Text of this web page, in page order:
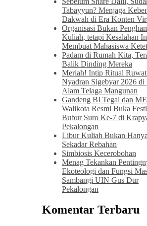
Tabayyun? Menjaga
Dakwah di Era Konten
Organisasi Bukan
Kuliah, tetapi Kesalahan
Membuat Mahasiswa
Padam di Rumah Kita,
Balik Dinding Mereka
Meriah! Intip Ritual
Nyadran Sigebyar 2026 di
Alam Telaga Mangunan
Gandeng BI Tegal dan
Walikota Resmi Buka
Bubur Suro Ke-7 di
Pekalongan
Libur Kuliah Bukan Hanya
Sekadar Rebahan
Simbiosis Kecerobohan
Menag Tekankan
Ekoteologi dan Fungsi
Sambangi UIN Gus Dur
Pekalongan
Komentar Terbaru